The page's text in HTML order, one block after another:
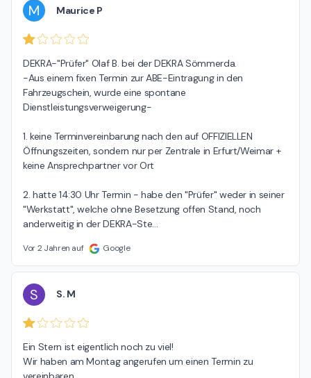
nachfolgende E-Mailadresse. customer-
M Maurice P
DEKRA-"Prüfer" Olaf B. bei der DEKRA Sömmerda.
-Aus einem fixen Termin zur ABE-Eintragung in den
Fahrzeugschein, wurde eine spontane
Dienstleistungsverweigerung-
1. keine Terminvereinbarung nach den auf OFFIZIELLEN
Öffnungszeiten, sondern nur per Zentrale in Erfurt/Weimar +
keine Ansprechpartner vor Ort
2. hatte 14:30 Uhr Termin - habe den "Prüfer" weder in seiner
"Werkstatt", welche ohne Besetzung offen Stand, noch
anderweitig in der DEKRA-Ste…
Vor 2 Jahren auf Google
S S. M
Ein Stern ist eigentlich noch zu viel!
Wir haben am Montag angerufen um einen Termin zu